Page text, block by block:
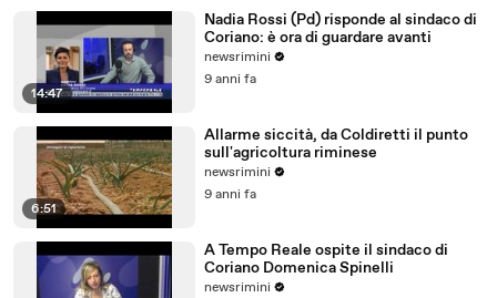
14:47
Nadia Rossi (Pd) risponde al sindaco di
Coriano: è ora di guardare avanti
newsrimini
9 anni fa
6:51
Allarme siccità, da Coldiretti il punto
sull'agricoltura riminese
newsrimini
9 anni fa
A Tempo Reale ospite il sindaco di
Coriano Domenica Spinelli
newsrimini